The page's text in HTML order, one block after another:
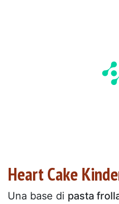
Heart Cake
Una base di pasta